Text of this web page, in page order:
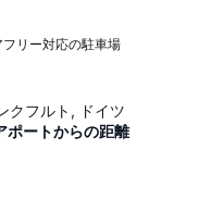
フリー対応の駐車場
フルト, ドイツ
ポートからの距離